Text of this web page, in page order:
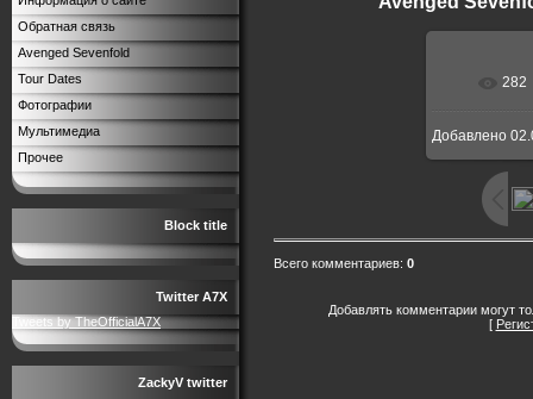
Обратная связь
Avenged Sevenfold
Tour Dates
Фотографии
Мультимедиа
Прочее
Block title
Twitter A7X
Tweets by TheOfficialA7X
ZackyV twitter
282
Добавлено
Всего комментариев: 0
Добавлять комментарии могут
[